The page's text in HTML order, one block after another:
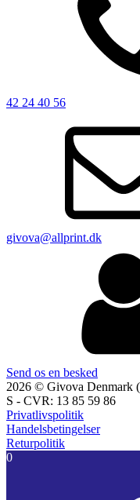
42 24 40 56
givova@allprint.dk
Send os en besked
2026 © Givova Denmark
S - CVR: 13 85 59 86
Privatlivspolitik
Handelsbetingelser
Returpolitik
0